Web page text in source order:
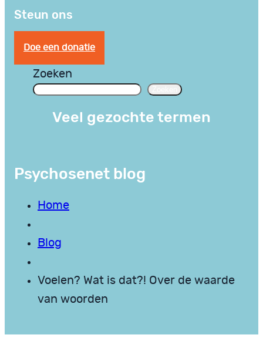
Steun ons
Doe een donatie
Zoeken
Veel gezochte termen
Psychosenet blog
Home
Blog
Voelen? Wat is dat?! Over de waarde
van woorden